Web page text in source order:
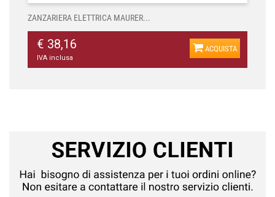
ZANZARIERA ELETTRICA MAURER...
€ 38,16
IVA inclusa
ACQUISTA